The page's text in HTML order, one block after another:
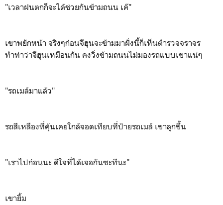
"เวลาฝนตกก็จะได้ช่วยกันข้ามถนน เค๊"
เขาพยักหน้า จริงๆก่อนจีฮุนจะข้ามมาฝั่งนี้ก็เห็นตำรวจจราจร
ทำท่าว่าจีฮุนเหมือนกัน คงวิ่งข้ามถนนไม่มองรถแบบเขาแน่ๆ
"รถเมล์มาแล้ว"
รถสีเหลืองที่คุ้นเคยใกล้จอดเทียบที่ป้ายรถเมล์ เขาลุกขึ้น
"เราไปก่อนนะ ดีใจที่ได้เจอกันซะทีนะ"
เขายิ้ม